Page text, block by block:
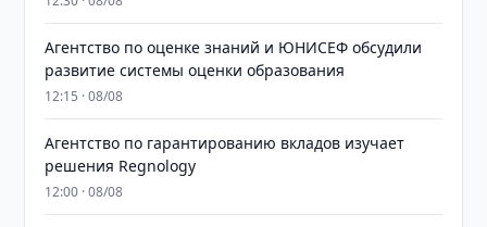
Агентство по оценке знаний и ЮНИСЕФ обсудили
развитие системы оценки образования
12:15 · 08/08
Агентство по гарантированию вкладов изучает
решения Regnology
12:00 · 08/08